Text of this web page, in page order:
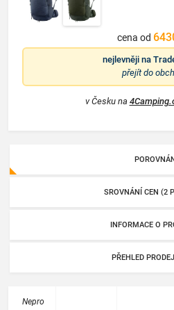
cena od
nejlevněji na
přejít do
v Česku na
SROVNÁNÍ CEN (2
INFORMACE O
PŘEHLED
Nepro